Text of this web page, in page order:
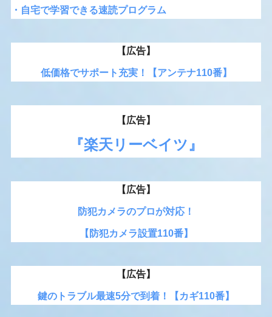
・自宅で学習できる速読プログラム
【広告】
低価格でサポート充実！【アンテナ110番】
【広告】
『楽天リーベイツ』
【広告】
防犯カメラのプロが対応！
【防犯カメラ設置110番】
【広告】
鍵のトラブル最速5分で到着！【カギ110番】